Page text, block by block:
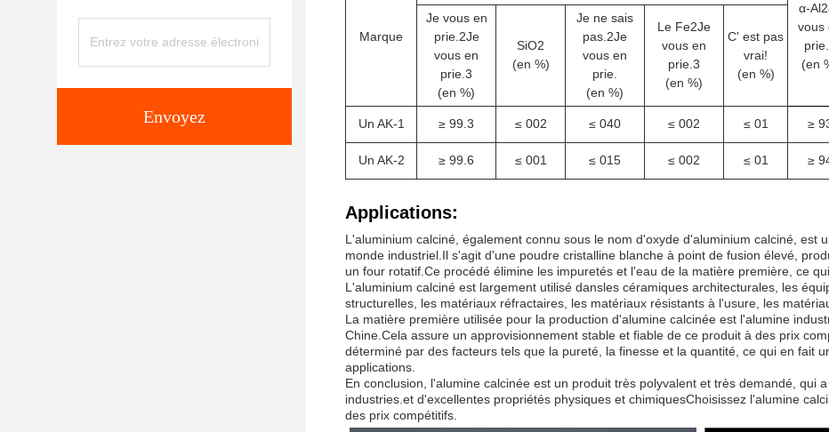
Envoyez
Marque
α-Al2
vous
prie.
(en
Je vous en
prie. 2Je
vous en
prie. 3
(en %)
SiO2
(en %)
Je ne sais
pas. 2Je
vous en
prie.
(en %)
Le Fe2Je
vous en
prie. 3
(en %)
C' est pas
vrai!
(en %)
Un AK-1 ≥ 99.3 ≤ 002 ≤ 040 ≤ 002 ≤ 01 ≥
Un AK-2 ≥ 99.6 ≤ 001 ≤ 015 ≤ 002 ≤ 01 ≥
Applications:
L'aluminium calciné, également connu sous le nom d'oxyde d'aluminium calciné, est
monde industriel.Il s'agit d'une poudre cristalline blanche à point de fusion élevé,
un four rotatif.Ce procédé élimine les impuretés et l'eau de la matière première, ce
L'aluminium calciné est largement utilisé dansles céramiques architecturales, les
structurelles, les matériaux réfractaires, les matériaux résistants à l'usure, les
La matière première utilisée pour la production d'alumine calcinée est l'alumine
Chine.Cela assure un approvisionnement stable et fiable de ce produit à des prix
déterminé par des facteurs tels que la pureté, la finesse et la quantité, ce qui en fait
applications.
En conclusion, l'alumine calcinée est un produit très polyvalent et très demandé, qui
industries.et d'excellentes propriétés physiques et chimiquesChoisissez l'alumine
des prix compétitifs.